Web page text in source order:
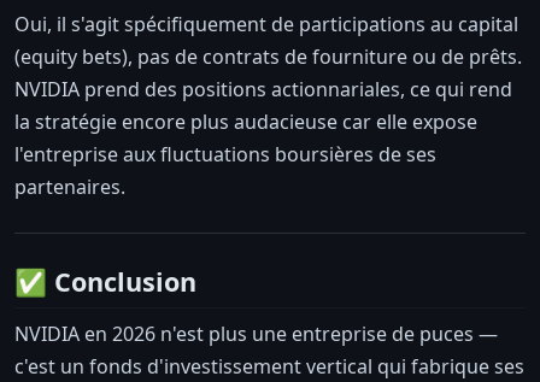
Oui, il s'agit spécifiquement de participations au capital
(equity bets), pas de contrats de fourniture ou de prêts.
NVIDIA prend des positions actionnariales, ce qui rend
la stratégie encore plus audacieuse car elle expose
l'entreprise aux fluctuations boursières de ses
partenaires.
✅ Conclusion
NVIDIA en 2026 n'est plus une entreprise de puces —
c'est un fonds d'investissement vertical qui fabrique ses